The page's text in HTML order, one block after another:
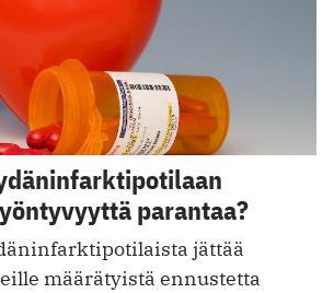
parantaa?
jättää
määrätyistä ennustetta